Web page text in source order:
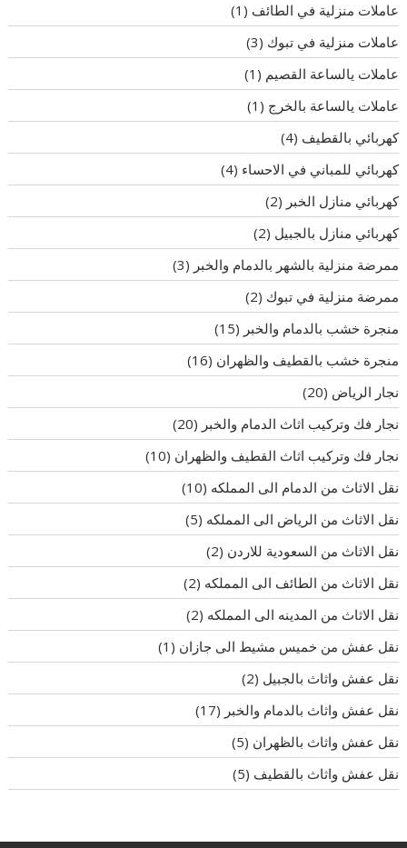
عاملات منزلية في الطائف (1)
عاملات منزلية في تبوك (3)
عاملات يالساعة القصيم (1)
عاملات يالساعة بالخرج (1)
كهربائي بالقطيف (4)
كهربائي للمباني في الاحساء (4)
كهربائي منازل الخبر (2)
كهربائي منازل بالجبيل (2)
ممرضة منزلية بالشهر بالدمام والخبر (3)
ممرضة منزلية في تبوك (2)
منجرة خشب بالدمام والخبر (15)
منجرة خشب بالقطيف والظهران (16)
نجار الرياض (20)
نجار فك وتركيب اثاث الدمام والخبر (20)
نجار فك وتركيب اثاث القطيف والظهران (10)
نقل الاثاث من الدمام الى المملكه (10)
نقل الاثاث من الرياض الى المملكه (5)
نقل الاثاث من السعودية للاردن (2)
نقل الاثاث من الطائف الى المملكه (2)
نقل الاثاث من المدينه الى المملكه (2)
نقل عفش من خميس مشيط الى جازان (1)
نقل عفش واثاث بالجبيل (2)
نقل عفش واثاث بالدمام والخبر (17)
نقل عفش واثاث بالظهران (5)
نقل عفش واثاث بالقطيف (5)